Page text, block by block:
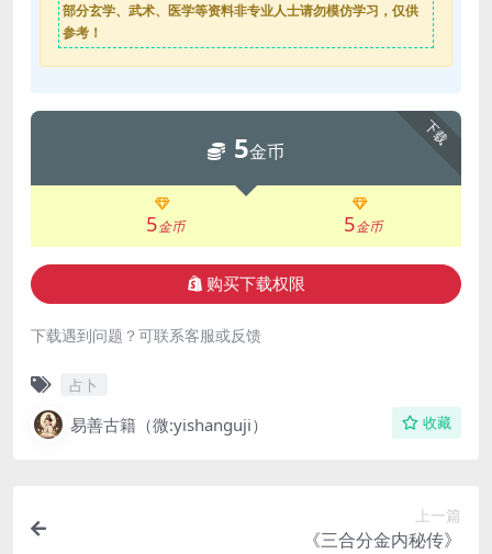
部分玄学、武术、医学等资料非专业人士请勿模仿学习，仅供
参考！
下载
5金币
5金币 5金币
购买下载权限
下载遇到问题？可联系客服或反馈
占卜
易善古籍（微:yishanguji） 收藏
上一篇
《三合分金内秘传》